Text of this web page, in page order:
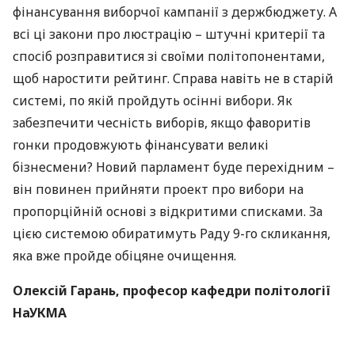
фінансування виборчої кампанії з держбюджету. А
всі ці закони про люстрацію – штучні критерії та
спосіб розправитися зі своїми політопонентами,
щоб наростити рейтинг. Справа навіть не в старій
системі, по якій пройдуть осінні вибори. Як
забезпечити чесність виборів, якщо фаворитів
гонки продовжують фінансувати великі
бізнесмени? Новий парламент буде перехідним –
він повинен прийняти проект про вибори на
пропорційній основі з відкритими списками. За
цією системою обиратимуть Раду 9-го скликання,
яка вже пройде обіцяне очищення.
Олексій Гарань, професор кафедри політології
НаУКМА